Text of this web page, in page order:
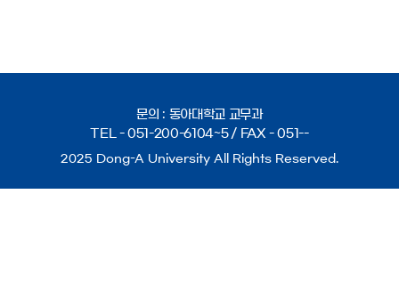
문의 : 동아대학교 교무과
TEL -051-200-6104~5 / FAX -051--
2025 Dong-A University All Rights Reserved.